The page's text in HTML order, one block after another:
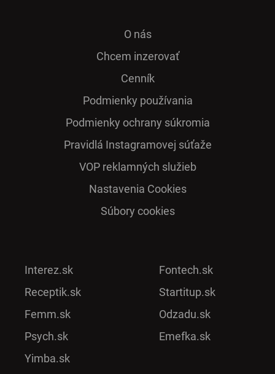
O nás
Chcem inzerovať
Cenník
Podmienky používania
Podmienky ochrany súkromia
Pra­vidlá Ins­ta­gra­mo­vej sú­ťaže
VOP reklamných služieb
Nastavenia Cookies
Súbory cookies
Interez.sk
Receptik.sk
Femm.sk
Psych.sk
Yimba.sk
Fontech.sk
Startitup.sk
Odzadu.sk
Emefka.sk